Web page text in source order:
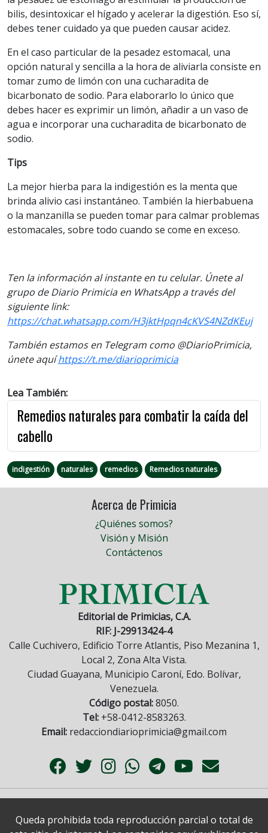
bilis, desintoxicar el hígado y acelerar la digestión. Eso sí,
debes tener cuidado ya que pueden causar acidez.
En el caso particular de la pesadez estomacal, una
opción natural y sencilla a la hora de aliviarla consiste en
tomar zumo de limón con una cucharadita de
bicarbonato de sodio. Para elaborarlo lo único que
debes hacer es exprimir un limón, añadir a un vaso de
agua e incorporar una cucharadita de bicarbonato de
sodio.
Tips
La mejor hierba para la indigestión es la menta que
brinda alivio casi instantáneo. También la hierbabuena
o la manzanilla se pueden tomar para calmar problemas
estomacales, sobre todo cuando se come en exceso.
Ten la información al instante en tu celular. Únete al
grupo de Diario Primicia en WhatsApp a través del
siguiente link:
https://chat.whatsapp.com/H3jktHpqn4cKVS4NZdKEuj
También estamos en Telegram como @DiarioPrimicia,
únete aquíhttps://t.me/diarioprimicia
Lea También:
Remedios naturales para combatir la caída del
cabello
indigestión naturales remedios Remedios naturales
Acerca de Primicia
¿Quiénes somos?
Visión y Misión
Contáctenos
Editorial de Primicias, C.A.
RIF: J-29913424-4
Calle Cuchivero, Edificio Torre Atlantis, Piso Mezanina 1,
Local 2, Zona Alta Vista.
Ciudad Guayana, Municipio Caroní, Edo. Bolívar,
Venezuela.
Código postal:8050.
Tel:+58-0412-8583263.
Email: redacciondiarioprimicia@gmail.com
Queda prohibida toda reproducción parcial o total de